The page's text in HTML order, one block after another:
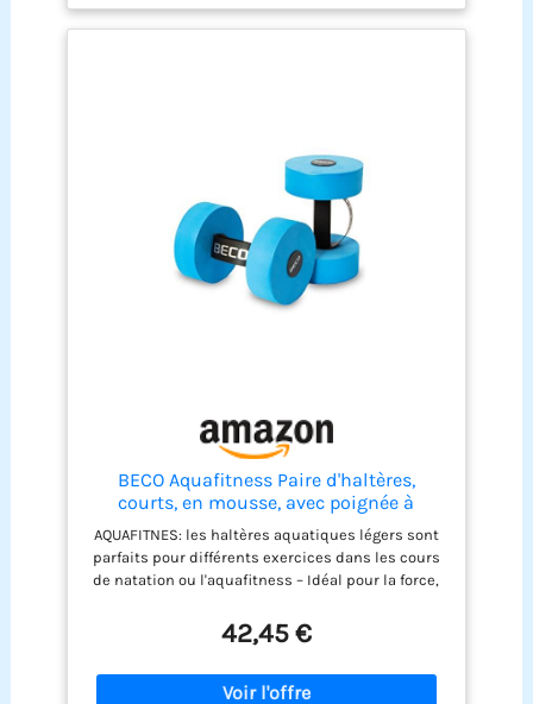
BECO Aquafitness Paire d'haltères,
courts, en mousse, avec poignée à
boucle, pour aquajogging, gymnastique
aquatique et cours de natation, taille M,
22 x 15 cm
AQUAFITNES: les haltères aquatiques légers sont
parfaits pour différents exercices dans les cours
de natation ou l'aquafitness – Idéal pour la force,
d'équilibre Accessoires Aquajogging : grâce à
leurs propriétés de flottabilité et de résistance,
les poids Aquajogging offrent un entraînement de
force efficace qui sollicite les articulations et les
42,45 €